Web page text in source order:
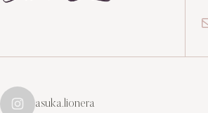
asuka.lionera